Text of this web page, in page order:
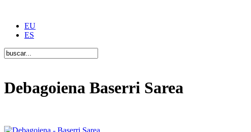
EU
ES
Debagoiena Baserri Sarea